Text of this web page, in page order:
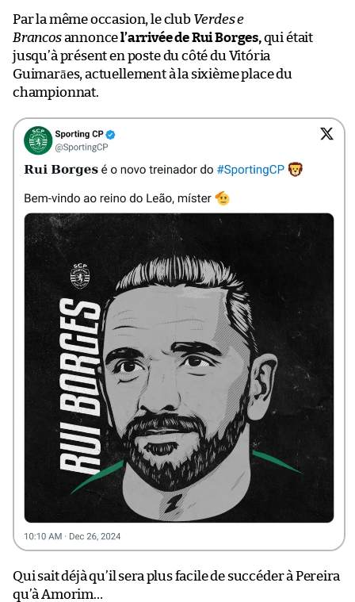
Par la même occasion, le club Verdes e
Brancosannoncel’arrivée de Rui Borges,qui était
jusqu’à présent en poste du côté du Vitória
Guimarāes, actuellement à la sixième place du
championnat.
Qui sait déjà qu’il sera plus facile de succéder à Pereira
qu’à Amorim…